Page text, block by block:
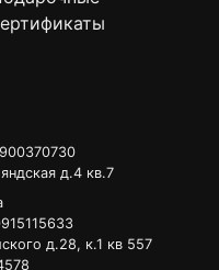
д.4 кв.7
д.28, к.1 кв 557